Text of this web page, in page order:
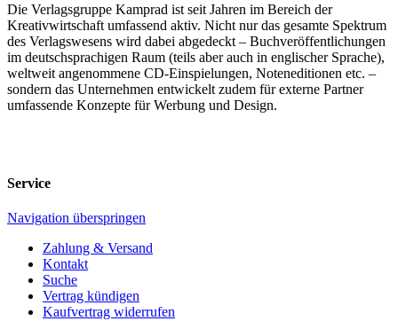
Die Verlagsgruppe Kamprad ist seit Jahren im Bereich der
Kreativwirtschaft umfassend aktiv. Nicht nur das gesamte Spektrum
des Verlagswesens wird dabei abgedeckt – Buchveröffentlichungen
im deutschsprachigen Raum (teils aber auch in englischer Sprache),
weltweit angenommene CD-Einspielungen, Noteneditionen etc. –
sondern das Unternehmen entwickelt zudem für externe Partner
umfassende Konzepte für Werbung und Design.
Service
Navigation überspringen
Zahlung & Versand
Kontakt
Suche
Vertrag kündigen
Kaufvertrag widerrufen